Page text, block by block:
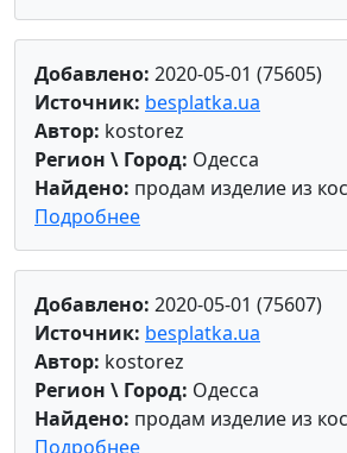
Добавлено: 2020-05-01 (75605)
Источник: besplatka.ua
Автор: kostorez
Регион \ Город: Одесса
Найдено: продам изделие из
Подробнее
Добавлено: 2020-05-01 (75607)
Источник: besplatka.ua
Автор: kostorez
Регион \ Город: Одесса
Найдено: продам изделие из
Подробнее